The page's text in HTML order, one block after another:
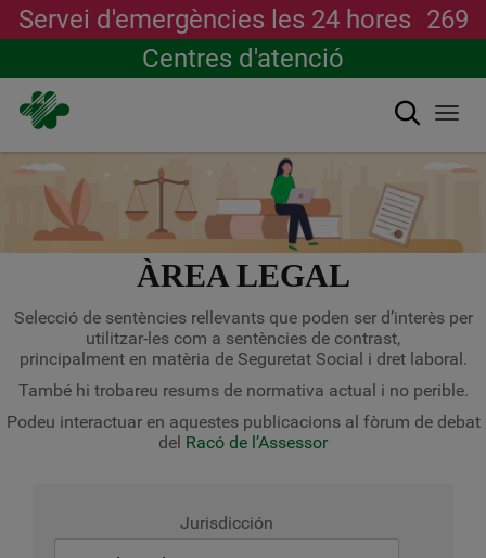
Vés
contingut
Servei d'emergències les 24 hores 269
Centres d'atenció
Cerca
ÀREA LEGAL
Selecció de sentències rellevants que poden ser d’interès per
utilitzar-les com a sentències de contrast,
principalment en matèria de Seguretat Social i dret laboral.
També hi trobareu resums de normativa actual i no perible.
Podeu interactuar en aquestes publicacions al fòrum de debat
del Racó de l’Assessor
Jurisdicción